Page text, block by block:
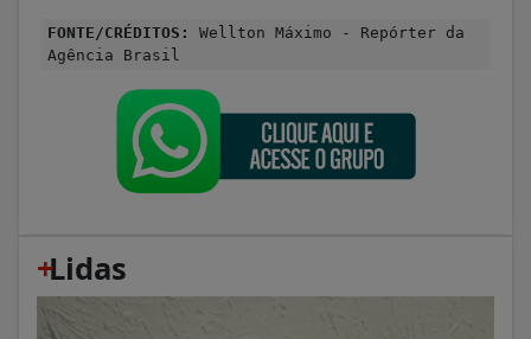
FONTE/CRÉDITOS:
Wellton Máximo - Repórter da
Agência Brasil
+
Lidas